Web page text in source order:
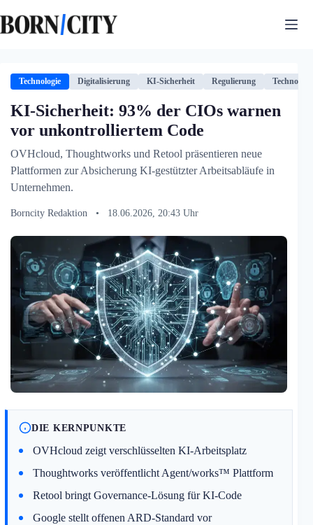
Inhalt
springen
Technologie Digitalisierung KI-Sicherheit Regulierung
KI-Sicherheit: 93% der CIOs warnen
vor unkontrolliertem Code
OVHcloud, Thoughtworks und Retool präsentieren neue
Plattformen zur Absicherung KI-gestützter Arbeitsabläufe in
Unternehmen.
Borncity Redaktion • 18.06.2026, 20:43 Uhr
DIE KERNPUNKTE
OVHcloud zeigt verschlüsselten KI-Arbeitsplatz
Thoughtworks veröffentlicht Agent/works™ Plattform
Retool bringt Governance-Lösung für KI-Code
Google stellt offenen ARD-Standard vor